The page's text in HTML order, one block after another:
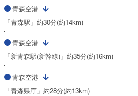
青森空港
「青森駅」約30分(約14km)
青森空港
「新青森駅(新幹線)」約35分(約16km)
青森空港
「青森県庁」約28分(約13km)